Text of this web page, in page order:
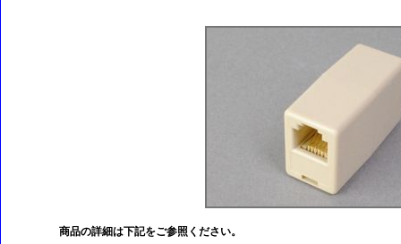
商品の詳細は下記をご参照ください。